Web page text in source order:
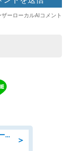
＞
一般事務・OA事務/半導体開発センター内で事務&軽作業スタッフ、募集